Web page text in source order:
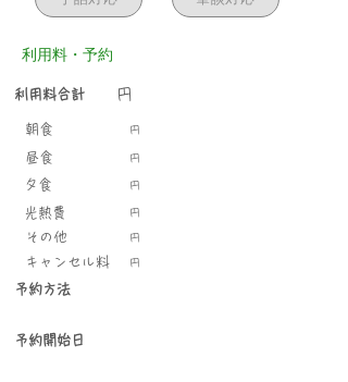
利用料・予約
利用料合計 円
​朝食
​昼食
​夕食
光熱費
​その他
キャンセル料
円
円
円
円
円
円
予約方法
予約開始日